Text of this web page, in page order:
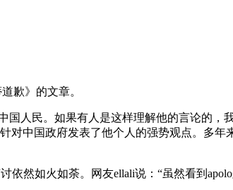
歉》的文章。
人民。如果有人是这样理解他的言论的，
对中国政府发表了他个人的强势观点。多
然如火如荼。网友ellali说：“虽然看到